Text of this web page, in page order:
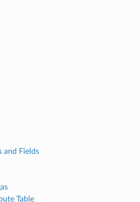
and Fields
Table